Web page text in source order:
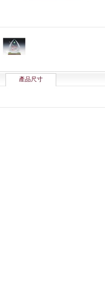
產品尺寸